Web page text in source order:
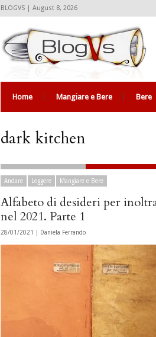
BLOGVS | August 8, 2026
Home Mangiare e Bere Bere
dark kitchen
Andare Leggere Mangiare e Bere
Alfabeto di desideri per
nel 2021. Parte 1
28/01/2021 | Daniela Ferrando